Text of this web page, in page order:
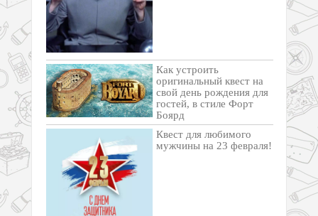
Как устроить
оригинальный квест на
свой день рождения для
гостей, в стиле Форт
Боярд
Квест для любимого
мужчины на 23 февраля!